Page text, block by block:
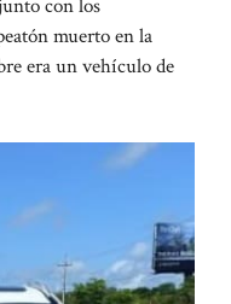
con los
muerto en la
era un vehículo de